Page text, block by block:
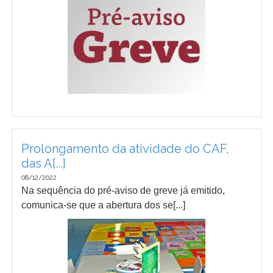
Prolongamento da atividade do CAF,
das A[...]
08/12/2022
Na sequência do pré-aviso de greve já emitido,
comunica-se que a abertura dos se[...]